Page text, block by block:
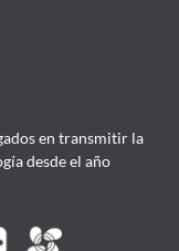
en transmitir la
desde el año